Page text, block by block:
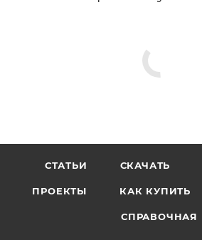
СТАТЬИ СКАЧАТЬ
ПРОЕКТЫ КАК КУПИТЬ
СПРАВОЧНАЯ